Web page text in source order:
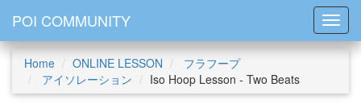
POI COMMUNITY
Home ONLINE LESSON
フラフープ
アイソレーション
Iso Hoop Lesson - Two Beats